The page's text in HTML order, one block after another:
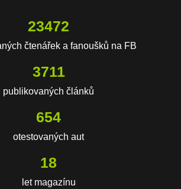
23472
čtenářek a fanoušků na FB
3711
publikovaných článků
654
otestovaných aut
18
let magazínu